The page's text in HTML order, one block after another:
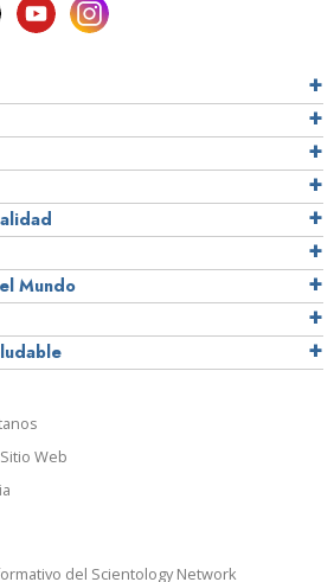
Mundo
Web
del Scientology Network